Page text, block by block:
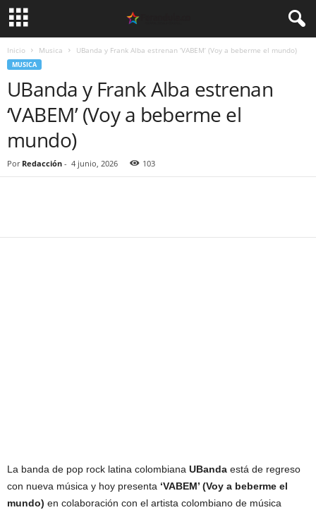
Inicio Musica UBanda y Frank Alba estrenan ‘VABEM’ (Voy a beberme el mundo)
MUSICA
UBanda y Frank Alba estrenan
‘VABEM’ (Voy a beberme el
mundo)
Por Redacción - 4 junio, 2026 103
La banda de pop rock latina colombiana UBanda está de regreso
con nueva música y hoy presenta ‘VABEM’ (Voy a beberme el
mundo) en colaboración con el artista colombiano de música